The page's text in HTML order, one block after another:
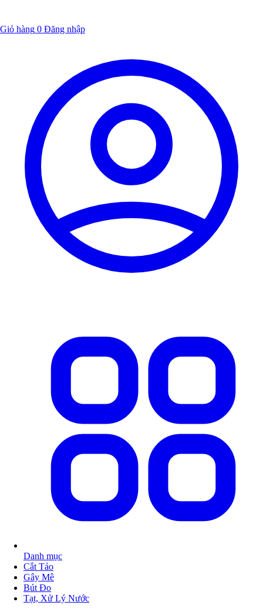
Giỏ hàng 0 Đăng nhập
Danh mục
Cắt Tảo
Gây Mê
Bút Đo
Tạt, Xử Lý Nước